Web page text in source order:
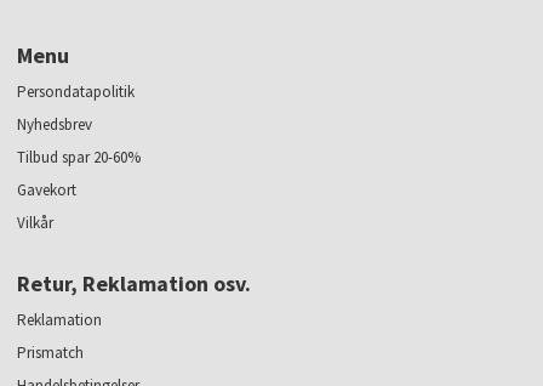
Menu
Persondatapolitik
Nyhedsbrev
Tilbud spar 20-60%
Gavekort
Vilkår
Retur, Reklamation osv.
Reklamation
Prismatch